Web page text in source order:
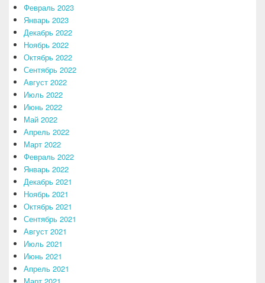
Февраль 2023
Январь 2023
Декабрь 2022
Ноябрь 2022
Октябрь 2022
Сентябрь 2022
Август 2022
Июль 2022
Июнь 2022
Май 2022
Апрель 2022
Март 2022
Февраль 2022
Январь 2022
Декабрь 2021
Ноябрь 2021
Октябрь 2021
Сентябрь 2021
Август 2021
Июль 2021
Июнь 2021
Апрель 2021